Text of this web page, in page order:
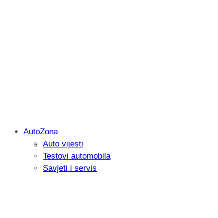
Savjetujemo: Što učiniti kada vaš
AutoZona
Auto vijesti
Testovi automobila
Savjeti i servis